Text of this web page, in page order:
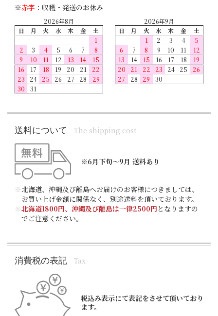
※赤字 ：収穫・発送のお休み
2026年8月
日
月 火 水 木 金
土
1
2
3 4 5 6 7
8
9
10 11 12 13 14
15
16
17 18 19 20 21
22
23
24 25 26 27 28
29
30
31
2026年9月
日
月 火 水 木 金
土
1
2 3 4
5
6
7 8 9 10 11
12
13
14 15 16 17 18
19
20
21 22 23 24 25
26
27
28 29 30
送料について The shipping cost
※6月下旬～9月 送料あり
※北海道、沖縄及び離島へお届けのお客様につきましては、
お買い上げ金額に関係なく、別途送料を頂いております。
※北海道1800円、沖縄及び離島は一律2500円 となりますの
でご注意ください。
消費税の表記 Tax
税込み表示にて表記をさせて頂いており
ます。